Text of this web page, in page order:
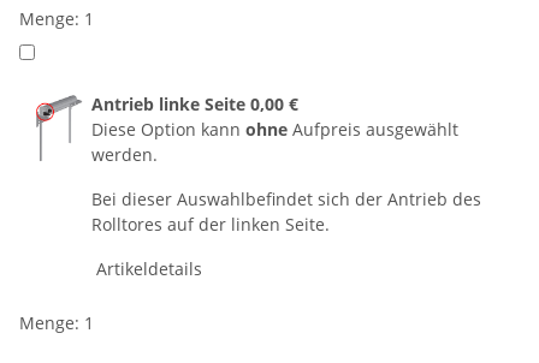
Menge: 1
Antrieb linke Seite 0,00 €
Diese Option kann ohne Aufpreis ausgewählt
werden.
Bei dieser Auswahlbefindet sich der Antrieb des
Rolltores auf der linken Seite.
Artikeldetails
Menge: 1